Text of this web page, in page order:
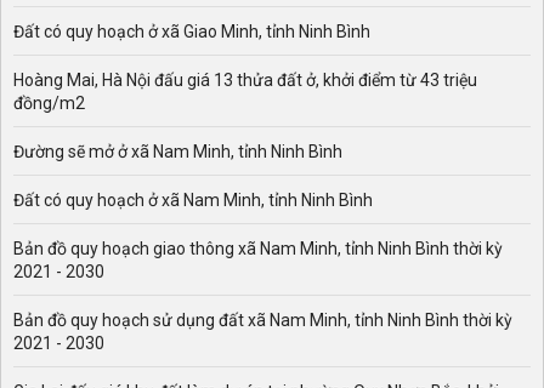
Đất có quy hoạch ở xã Giao Minh, tỉnh Ninh Bình
Hoàng Mai, Hà Nội đấu giá 13 thửa đất ở, khởi điểm từ 43 triệu
đồng/m2
Đường sẽ mở ở xã Nam Minh, tỉnh Ninh Bình
Đất có quy hoạch ở xã Nam Minh, tỉnh Ninh Bình
Bản đồ quy hoạch giao thông xã Nam Minh, tỉnh Ninh Bình thời kỳ
2021 - 2030
Bản đồ quy hoạch sử dụng đất xã Nam Minh, tỉnh Ninh Bình thời kỳ
2021 - 2030